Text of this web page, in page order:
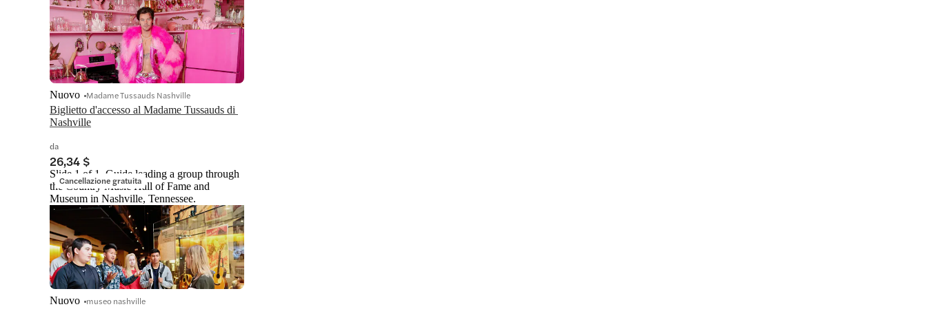
Biglietto d'accesso al Madame Tussauds di
Nashville
Nuovo Madame Tussauds Nashville
da
26,34 $
Cancellazione gratuita
Slide 1 of 1, Guide leading a group through
the Country Music Hall of Fame and
Museum in Nashville, Tennessee.
Nuovo museo nashville